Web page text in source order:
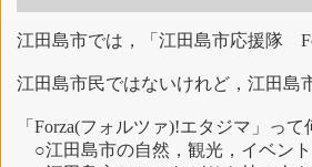
江田島市では，「江田島市応援隊
江田島市民ではないけれど，江田島
「Forza(フォルツァ)!エタジマ」っ
○江田島市の自然，観光，イベン